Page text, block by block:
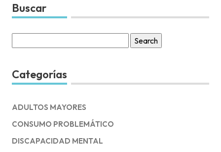
Buscar
for:
Categorías
ADULTOS MAYORES
CONSUMO PROBLEMÁTICO
DISCAPACIDAD MENTAL